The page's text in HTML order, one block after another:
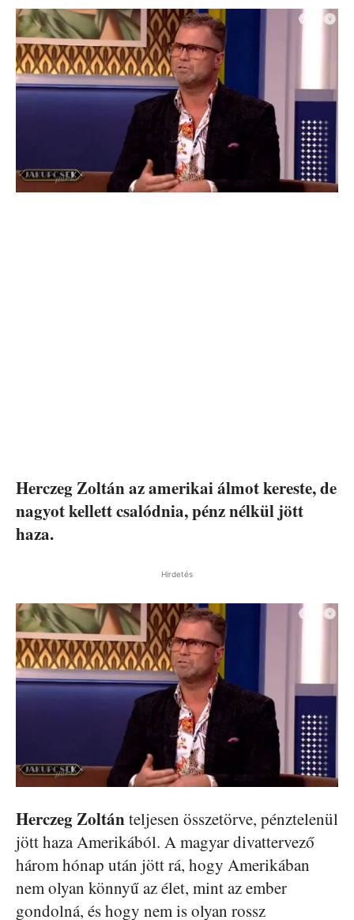
Herczeg Zoltán az amerikai álmot kereste, de
nagyot kellett csalódnia, pénz nélkül jött
haza.
Hirdetés
Herczeg Zoltánteljesen összetörve, pénztelenül
jött haza Amerikából. A magyar divattervező
három hónap után jött rá, hogy Amerikában
nem olyan könnyű az élet, mint az ember
gondolná, és hogy nem is olyan rossz